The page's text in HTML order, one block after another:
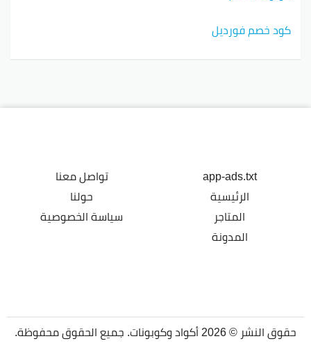
كود خصم فورديل
app-ads.txt
الرئيسية
المتاجر
المدونة
تواصل معنا
حولنا
سياسة الخصوصية
حقوق النشر © 2026 أكواد وكوبونات. جميع الحقوق محفوظة.